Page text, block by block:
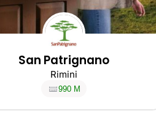
San Patrignano
Rimini
990 M